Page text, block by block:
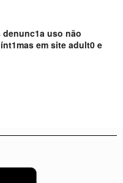
denunc1a uso não
em site adult0 e